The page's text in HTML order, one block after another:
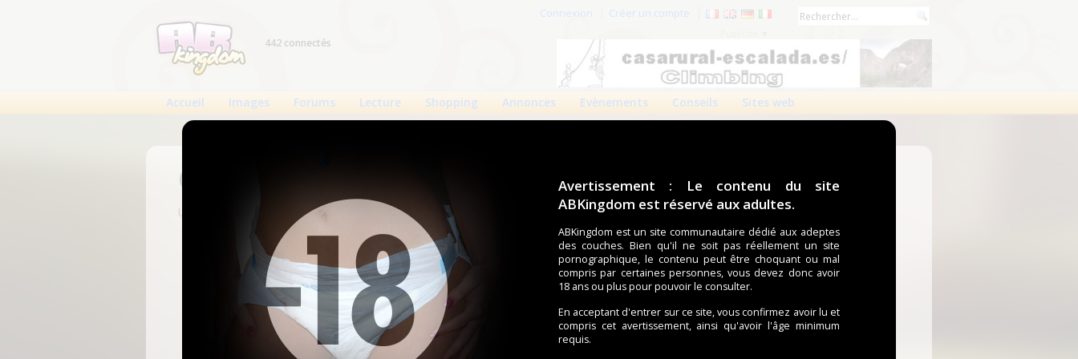
Avertissement : Le contenu du site
ABKingdom est réservé aux adultes.
ABKingdom est un site communautaire dédié aux adeptes
des couches. Bien qu'il ne soit pas réellement un site
pornographique, le contenu peut être choquant ou mal
compris par certaines personnes, vous devez donc avoir
18 ans ou plus pour pouvoir le consulter.
En acceptant d'entrer sur ce site, vous confirmez avoir lu et
compris cet avertissement, ainsi qu'avoir l'âge minimum
requis.
Connexion Créer un compte
442 connectés
Accueil Images Forums Lecture Shopping Annonces Evènements Conseils Sites web
Connexion
Un compte est nécessaire pour voir cette page.
Nom d'utilisateur
Mot de passe